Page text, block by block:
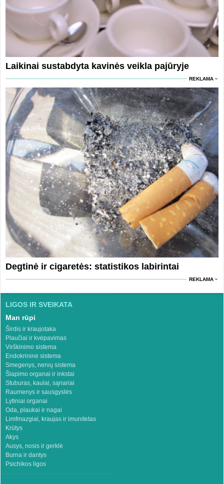
Laikinai sustabdyta kavinės veikla pajūryje
REKLAMA
Degtinė ir cigaretės: statistikos labirintai
REKLAMA
LIGOS IR SVEIKATA
Man rūpi
Širdis ir kraujotaka
Plaučiai ir kvėpavimas
Virškinimo sistema
Endokrininė sistema
Smegenys, nervų sistema
Šlapimo organai ir inkstai
Stuburas, kaulai, sąnariai
Raumenys ir sausgyslės
Lytiniai organai
Oda, plaukai ir nagai
Limfmazgiai, kraujas ir imunitetas
Krūtys
Akys
Ausys, nosis ir gerklė
Burna ir dantys
Psichikos ligos